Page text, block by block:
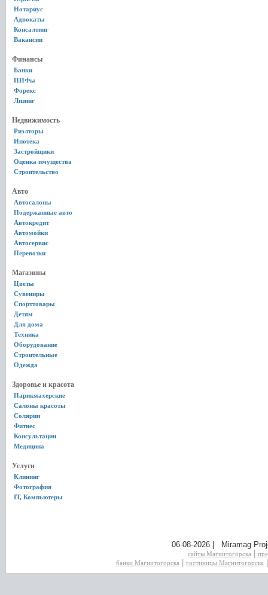
Нотариус
Адвокаты
Консалтинг
Вакансии
Финансы
Банки
ПИФы
Форекс
Лизинг
Недвижимость
Риэлторы
Ипотека
Застройщики
Оценка имущества
Строительство
Авто
Автосалоны
Подержанные авто
Автокредит
Автомойки
Автосервис
Перевозки
Магазины
Цветы
Сувениры
Спорттовары
Детям
Для дома
Техника
Оборудование
Строительные
Одежда
Здоровье и красота
Парикмахерские
Салоны красоты
Солярии
Фитнес
Консультации
Медицина
Услуги
Клининг
Фотография
IT, Компьютеры
06-08-2026 | Miramag
сайты Магнитогорска
банки Магнитогорска
гостиницы Магнитогорска